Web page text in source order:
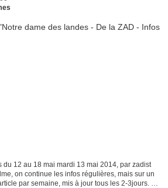
du 12 au 18 mai mardi 13 mai 2014, par zadist
on continue les infos régulières, mais sur un
par semaine, mis à jour tous les 2-3jours. Si